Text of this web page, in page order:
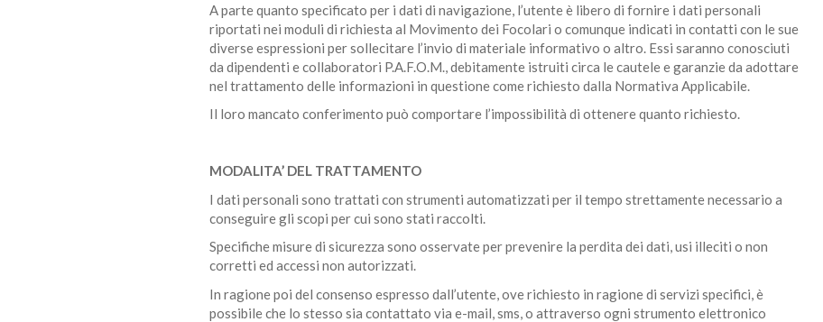
A parte quanto specificato per i dati di navigazione, l’utente è libero di fornire i dati personali
riportati nei moduli di richiesta al Movimento dei Focolari o comunque indicati in contatti con le sue
diverse espressioni per sollecitare l’invio di materiale informativo o altro. Essi saranno conosciuti
da dipendenti e collaboratori P.A.F.O.M., debitamente istruiti circa le cautele e garanzie da adottare
nel trattamento delle informazioni in questione come richiesto dalla Normativa Applicabile.
Il loro mancato conferimento può comportare l’impossibilità di ottenere quanto richiesto.
MODALITA’ DEL TRATTAMENTO
I dati personali sono trattati con strumenti automatizzati per il tempo strettamente necessario a
conseguire gli scopi per cui sono stati raccolti.
Specifiche misure di sicurezza sono osservate per prevenire la perdita dei dati, usi illeciti o non
corretti ed accessi non autorizzati.
In ragione poi del consenso espresso dall’utente, ove richiesto in ragione di servizi specifici, è
possibile che lo stesso sia contattato via e-mail, sms, o attraverso ogni strumento elettronico